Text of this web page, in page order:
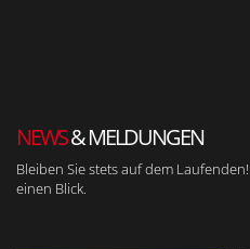
NEWS& MELDUNGEN
Bleiben Sie stets auf dem
einen Blick.